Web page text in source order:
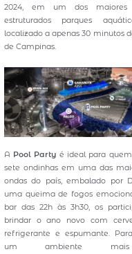
2024, em um dos
estruturados parques
localizado a apenas 30 minutos
de Campinas.
A Pool Party é ideal para
sete ondinhas em uma das
ondas do país, embalado por
uma queima de fogos
bar das 22h às 3h30, os
brindar o ano novo com
refrigerante e espumante.
um ambiente mais